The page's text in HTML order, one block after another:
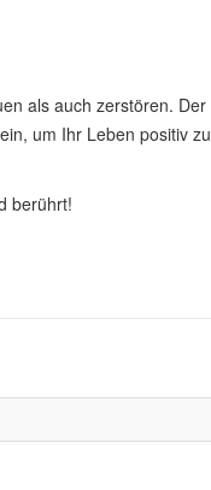
als auch zerstören. Der
um Ihr Leben positiv zu
berührt!